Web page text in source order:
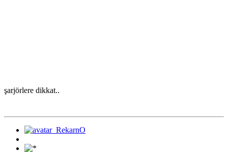
şarjörlere dikkat..